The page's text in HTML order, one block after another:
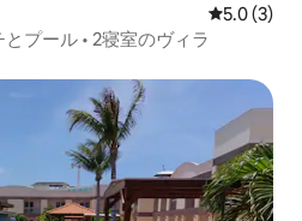
レビュー3
5.0 (3)
プール • 2寝室のヴィラ
。